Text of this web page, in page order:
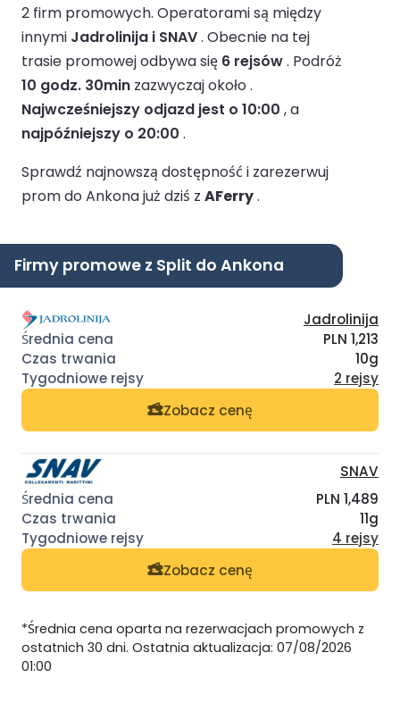
2 firm promowych. Operatorami są między
innymi Jadrolinija i SNAV. Obecnie na tej
trasie promowej odbywa się 6 rejsów. Podróż
10 godz. 30min zazwyczaj około .
Najwcześniejszy odjazd jest o 10:00 , a
najpóźniejszy o 20:00 .
Sprawdź najnowszą dostępność i zarezerwuj
prom do Ankona już dziś z AFerry.
Firmy promowe z Split do Ankona
Jadrolinija
PLN 1,213
10g
2 rejsy
Zobacz cenę
SNAV
PLN 1,489
11g
4 rejsy
Zobacz cenę
*Średnia cena oparta na rezerwacjach promowych z
ostatnich 30 dni. Ostatnia aktualizacja: 07/08/2026
01:00